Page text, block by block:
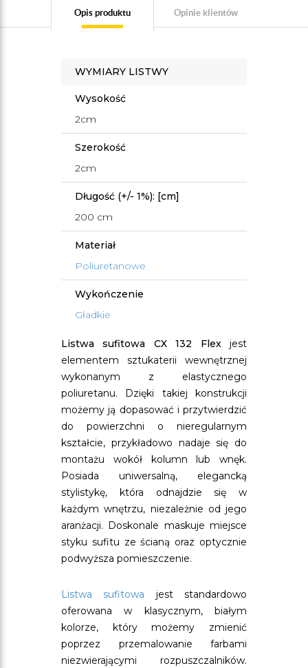
Opis produktu Opinie klientów
WYMIARY LISTWY
Wysokość
2cm
Szerokość
2cm
Długość (+/- 1%): [cm]
200 cm
Materiał
Poliuretanowe
Wykończenie
Gładkie
Listwa sufitowa CX 132 Flexjest
elementem sztukaterii wewnętrznej
wykonanym z elastycznego
poliuretanu. Dzięki takiej konstrukcji
możemy ją dopasować i przytwierdzić
do powierzchni o nieregularnym
kształcie, przykładowo nadaje się do
montażu wokół kolumn lub wnęk.
Posiada uniwersalną, elegancką
stylistykę, która odnajdzie się w
każdym wnętrzu, niezależnie od jego
aranżacji. Doskonale maskuje miejsce
styku sufitu ze ścianą oraz optycznie
podwyższa pomieszczenie.
Listwa sufitowa jest standardowo
oferowana w klasycznym, białym
kolorze, który możemy zmienić
poprzez przemalowanie farbami
niezwierającymi rozpuszczalników.